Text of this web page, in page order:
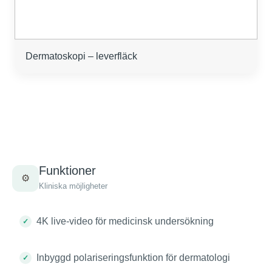
Dermatoskopi – leverfläck
⚙️
Funktioner
Kliniska möjligheter
4K live-video för medicinsk undersökning
Inbyggd polariseringsfunktion för dermatologi